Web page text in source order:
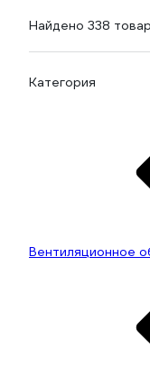
Найдено 338
Категория
Вентиляционное